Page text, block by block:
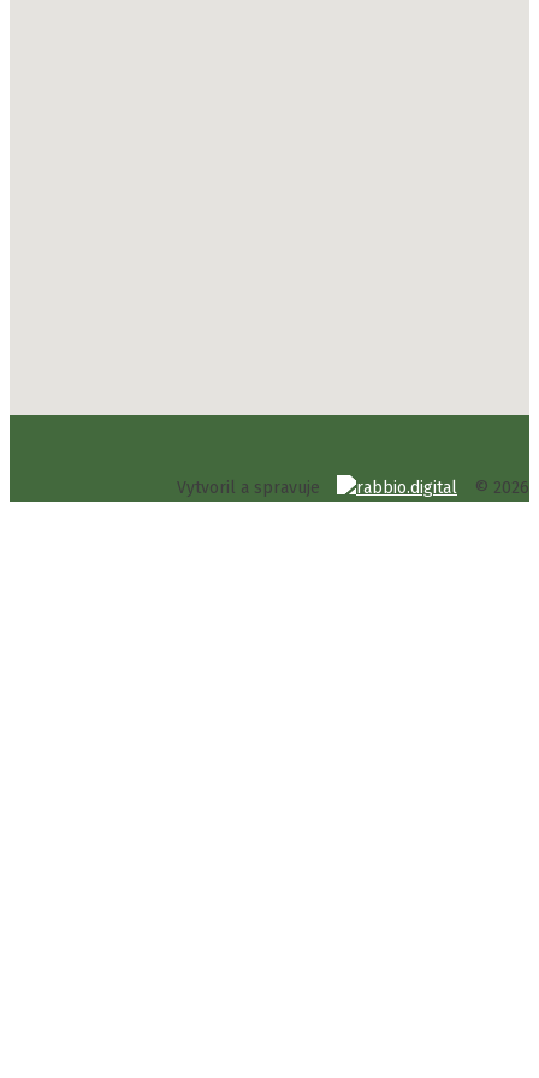
Vytvoril a spravuje © 2026